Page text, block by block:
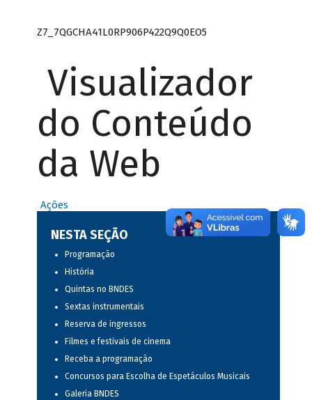
Z7_7QGCHA41L0RP906P422Q9Q0EO5
Visualizador
do Conteúdo
da Web
Ações
NESTA SEÇÃO
Programação
História
Quintas no BNDES
Sextas instrumentais
Reserva de ingressos
Filmes e festivais de cinema
Receba a programação
Concursos para Escolha de Espetáculos Musicais
Galeria BNDES